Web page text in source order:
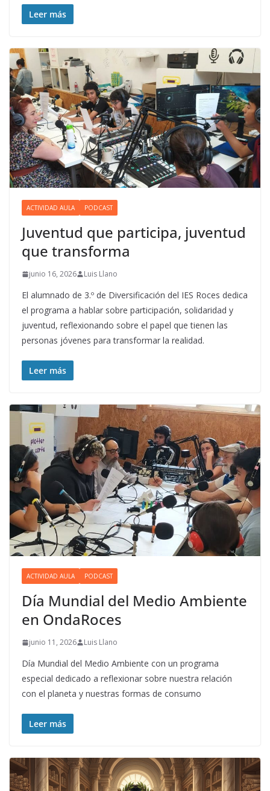
Leer más
ACTIVIDAD AULA PODCAST
Juventud que participa, juventud
que transforma
junio 16, 2026 Luis Llano
El alumnado de 3.º de Diversificación del IES Roces dedica
el programa a hablar sobre participación, solidaridad y
juventud, reflexionando sobre el papel que tienen las
personas jóvenes para transformar la realidad.
Leer más
ACTIVIDAD AULA PODCAST
Día Mundial del Medio Ambiente
en OndaRoces
junio 11, 2026 Luis Llano
Día Mundial del Medio Ambiente con un programa
especial dedicado a reflexionar sobre nuestra relación
con el planeta y nuestras formas de consumo
Leer más